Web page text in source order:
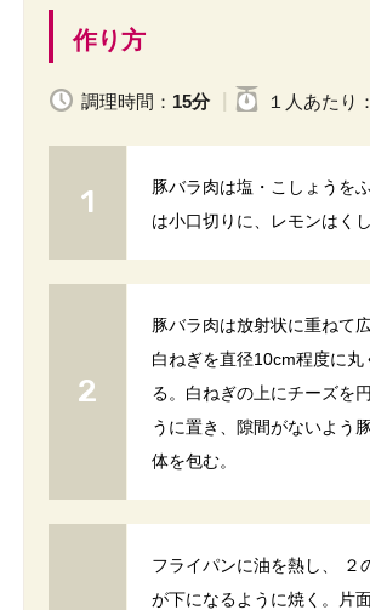
作り方
調理時間： 15分 １人 あたり ：
豚バラ肉は塩・こしょうを
は小口切りに、レモンはく
豚バラ肉は放射状に重ねて
白ねぎを直径10cm程度に丸
る。白ねぎの上にチーズを
うに置き、隙間がないよう
体を包む。
フライパンに油を熱し、 ２
が下になるように焼く。片